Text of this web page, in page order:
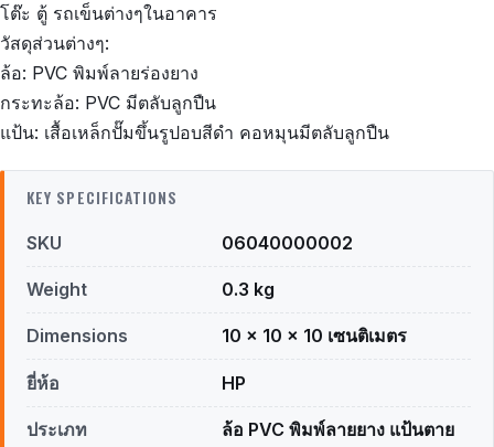
โต๊ะ ตู้ รถเข็นต่างๆในอาคาร
วัสดุส่วนต่างๆ:
ล้อ: PVC พิมพ์ลายร่องยาง
กระทะล้อ: PVC มีตลับลูกปืน
แป้น: เสื้อเหล็กปั๊มขึ้นรูปอบสีดำ คอหมุนมีตลับลูกปืน
KEY SPECIFICATIONS
SKU 06040000002
Weight 0.3 kg
Dimensions 10 × 10 × 10 เซนติเมตร
ยี่ห้อ HP
ประเภท ล้อ PVC พิมพ์ลายยาง แป้นตาย